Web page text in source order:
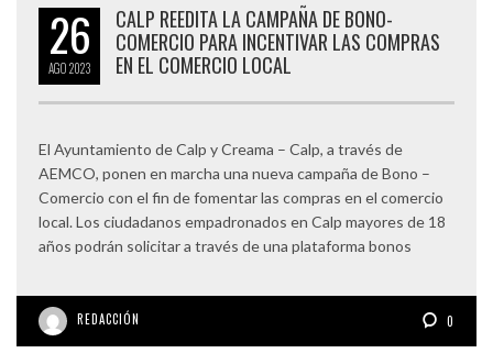
26
AGO2023
CALP REEDITA LA CAMPAÑA DE BONO-
COMERCIO PARA INCENTIVAR LAS COMPRAS
EN EL COMERCIO LOCAL
El Ayuntamiento de Calp y Creama – Calp, a través de
AEMCO, ponen en marcha una nueva campaña de Bono –
Comercio con el fin de fomentar las compras en el comercio
local. Los ciudadanos empadronados en Calp mayores de 18
años podrán solicitar a través de una plataforma bonos
REDACCIÓN 0